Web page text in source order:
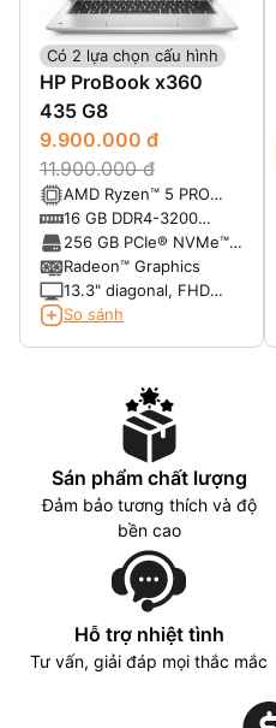
Có 2 lựa chọn cấu hình
HP ProBook x360
435 G8
9.900.000 đ
11.900.000 đ
AMD Ryzen™ 5 PRO
5600U with Radeon™
Graphics (2.3 GHz base
clock, up to 4.2 GHz
max boost clock, 16 MB
L3 cache, 6 cores)
16 GB DDR4-3200
SDRAM
256 GB PCIe® NVMe™
M.2 Value SSD TLC
Radeon™ Graphics
13.3" diagonal, FHD
(1920 x 1080), touch,
72% NTSC
So sánh
Sán phẩm chất lượng
Đảm bảo tương thích và độ
bền cao
Hỗ trợ nhiệt tình
Tư vấn, giải đáp mọi thắc mắc